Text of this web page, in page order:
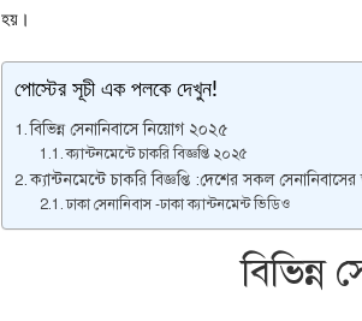
হয়।
পোস্টের সূচী এক পলকে দেখুন!
বিভিন্ন সেনানিবাসে নিয়োগ ২০২৫
ক্যান্টনমেন্টে চাকরি বিজ্ঞপ্তি ২০২৫
ক্যান্টনমেন্টে চাকরি বিজ্ঞপ্তি :দেশের সকল সেনানিবাসের
ঢাকা সেনানিবাস -ঢাকা ক্যান্টনমেন্ট ভিডিও
বিভিন্ন